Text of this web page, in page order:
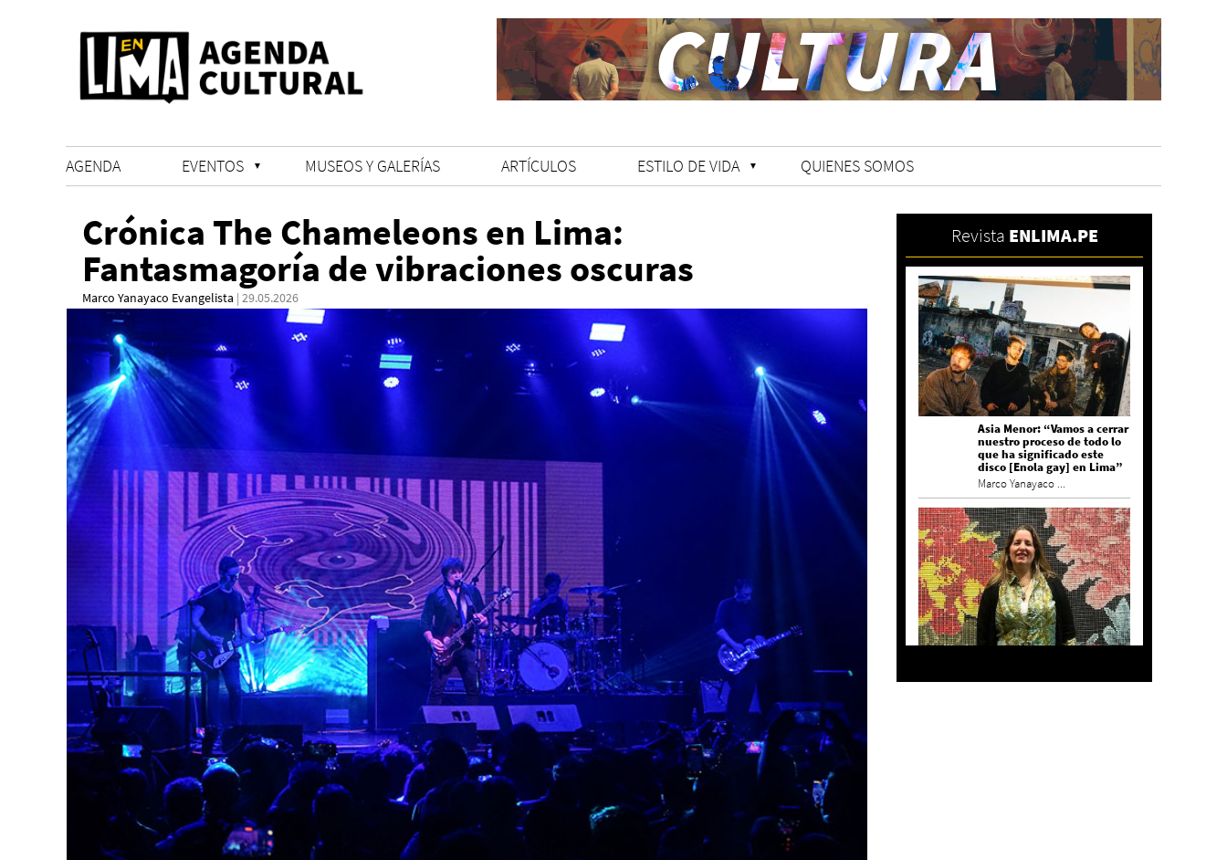
AGENDA EVENTOS MUSEOS Y GALERÍAS ARTÍCULOS ESTILO DE VIDA QUIENES SOMOS
Crónica The Chameleons en Lima:
Fantasmagoría de vibraciones oscuras
Marco Yanayaco Evangelista | 29.05.2026
Revista ENLIMA.PE
Asia Menor: “Vamos a cerrar
nuestro proceso de todo lo
que ha significado este
disco [Enola gay] en Lima”
Marco Yanayaco ...
país es Milei”